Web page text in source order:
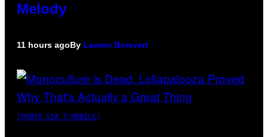
Melody
11 hours agoBy Lauren Boisvert
(PHOTO VIA T-MOBILE)